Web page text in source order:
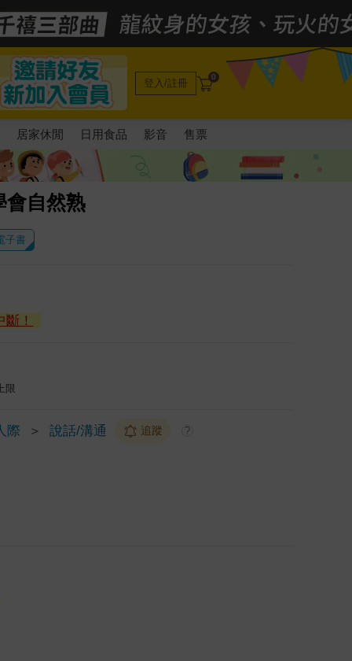
登入/註冊 0
居家休閒 日用食品 影音 售票
會自然熟
子書
！
限
際 ＞ 說話/溝通 追蹤 ?